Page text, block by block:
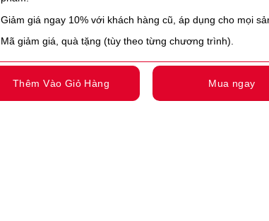
Giảm giá ngay 10% với khách hàng cũ, áp dụng cho mọi
Mã giảm giá, quà tặng (tùy theo từng chương trình).
Thêm Vào Giỏ Hàng Mua ngay